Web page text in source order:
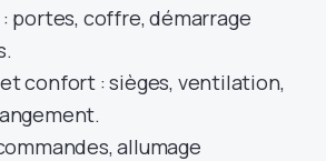
portes, coffre, démarrage
confort : sièges, ventilation,
allumage